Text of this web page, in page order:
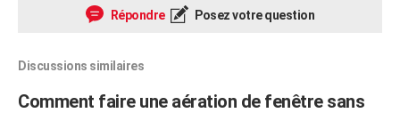
Répondre Posez votre question
Discussions similaires
Comment faire une aération de fenêtre sans